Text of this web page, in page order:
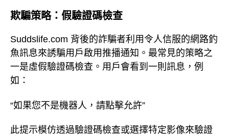
欺騙策略：假驗證碼檢查
Suddslife.com 背後的詐騙者利用令人信服的網路釣
魚訊息來誘騙用戶啟用推播通知。最常見的策略之
一是虛假驗證碼檢查。用戶會看到一則訊息，例
如：
“如果您不是機器人，請點擊允許”
此提示模仿透過驗證碼檢查或選擇特定影像來驗證